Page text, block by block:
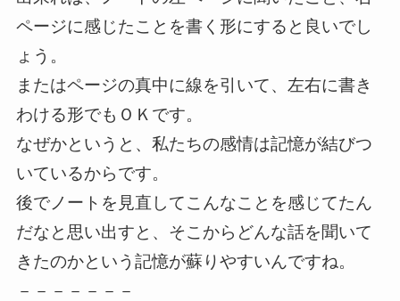
ページに感じたことを書く形にすると良いでし
ょう。
またはページの真中に線を引いて、左右に書き
わける形でもＯＫです。
なぜかというと、私たちの感情は記憶が結びつ
いているからです。
後でノートを見直してこんなことを感じてたん
だなと思い出すと、そこからどんな話を聞いて
きたのかという記憶が蘇りやすいんですね。
－－－－－－－